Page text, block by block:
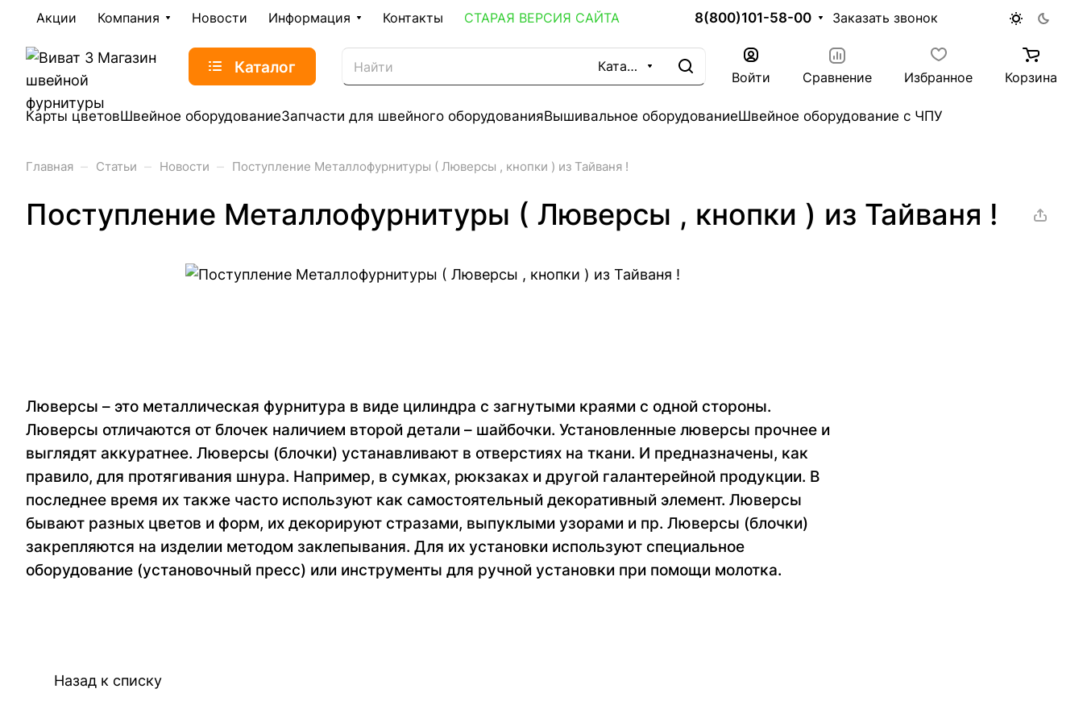
Акции Компания Новости Информация Контакты СТАРАЯ ВЕРСИЯ САЙТА 8(800)101-58-00 Заказать звонок
Каталог Каталог
Войти Сравнение Избранное Корзина
Карты цветовШвейное оборудованиеЗапчасти для швейного оборудованияВышивальное оборудованиеШвейное оборудование с ЧПУ
Главная – Статьи – Новости – Поступление Металлофурнитуры ( Люверсы , кнопки ) из Тайваня !
Поступление Металлофурнитуры ( Люверсы , кнопки ) из Тайваня !
Люверсы – это металлическая фурнитура в виде цилиндра с загнутыми краями с одной стороны.
Люверсы отличаются от блочек наличием второй детали – шайбочки. Установленные люверсы прочнее и
выглядят аккуратнее. Люверсы (блочки) устанавливают в отверстиях на ткани. И предназначены, как
правило, для протягивания шнура. Например, в сумках, рюкзаках и другой галантерейной продукции. В
последнее время их также часто используют как самостоятельный декоративный элемент. Люверсы
бывают разных цветов и форм, их декорируют стразами, выпуклыми узорами и пр. Люверсы (блочки)
закрепляются на изделии методом заклепывания. Для их установки используют специальное
оборудование (установочный пресс) или инструменты для ручной установки при помощи молотка.
Назад к списку